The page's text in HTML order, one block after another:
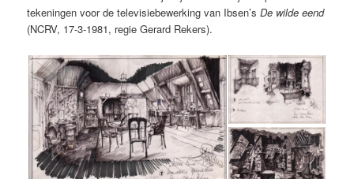
tekeningen voor de televisiebewerking van Ibsen’sDe wilde eend
(NCRV, 17-3-1981, regie Gerard Rekers).